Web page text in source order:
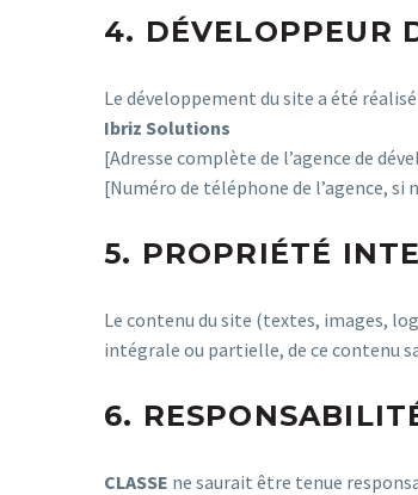
4. DÉVELOPPEUR
Le développement du site a été réalisé
Ibriz Solutions
[Adresse complète de l’agence de
[Numéro de téléphone de l’agence, si
5. PROPRIÉTÉ
Le contenu du site (textes, images,
intégrale ou partielle, de ce contenu
6.
CLASSE ne saurait être tenue